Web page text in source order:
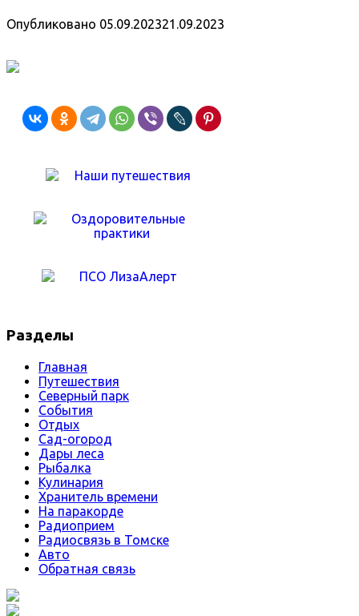
Опубликовано 05.09.202321.09.2023
Разделы
Главная
Путешествия
Северный парк
События
Отдых
Сад-огород
Дары леса
Рыбалка
Кулинария
Хранитель времени
На паракорде
Радиоприем
Радиосвязь в Томске
Авто
Обратная связь